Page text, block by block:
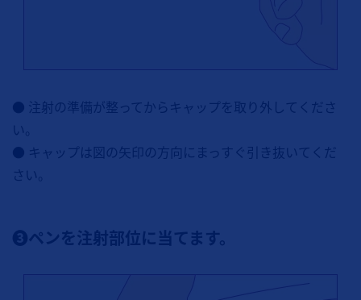
● 注射の準備が整ってからキャップを取り外してくださ
い。
● キャップは図の矢印の方向にまっすぐ引き抜いてくだ
さい。
❸ペンを注射部位に当てます。